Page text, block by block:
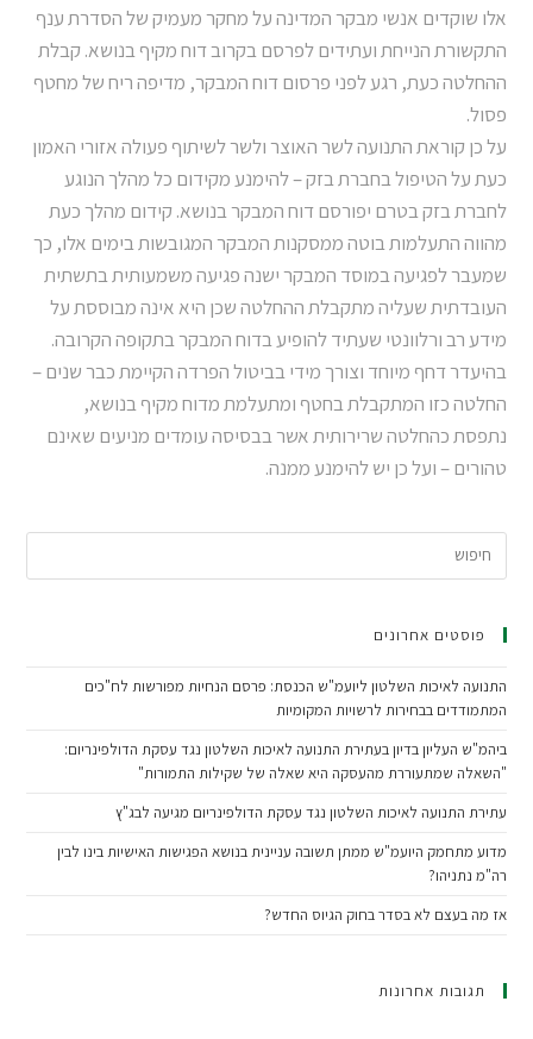
אלו שוקדים אנשי מבקר המדינה על מחקר מעמיק של הסדרת ענף
התקשורת הנייחת ועתידים לפרסם בקרוב דוח מקיף בנושא. קבלת
ההחלטה כעת, רגע לפני פרסום דוח המבקר, מדיפה ריח של מחטף
פסול.
על כן קוראת התנועה לשר האוצר ולשר לשיתוף פעולה אזורי האמון
כעת על הטיפול בחברת בזק – להימנע מקידום כל מהלך הנוגע
לחברת בזק בטרם יפורסם דוח המבקר בנושא. קידום מהלך כעת
מהווה התעלמות בוטה ממסקנות המבקר המגובשות בימים אלו, כך
שמעבר לפגיעה במוסד המבקר ישנה פגיעה משמעותית בתשתית
העובדתית שעליה מתקבלת ההחלטה שכן היא אינה מבוססת על
מידע רב ורלוונטי שעתיד להופיע בדוח המבקר בתקופה הקרובה.
בהיעדר דחף מיוחד וצורך מידי בביטול הפרדה הקיימת כבר שנים –
החלטה כזו המתקבלת בחטף ומתעלמת מדוח מקיף בנושא,
נתפסת כהחלטה שרירותית אשר בבסיסה עומדים מניעים שאינם
טהורים – ועל כן יש להימנע ממנה.
פוסטים אחרונים
התנועה לאיכות השלטון ליועמ"ש הכנסת: פרסם הנחיות מפורשות לח"כים
המתמודדים בבחירות לרשויות המקומיות
ביהמ"ש העליון בדיון בעתירת התנועה לאיכות השלטון נגד עסקת הדולפינריום:
"השאלה שמתעוררת מהעסקה היא שאלה של שקילות התמורות"
עתירת התנועה לאיכות השלטון נגד עסקת הדולפינריום מגיעה לבג"ץ
מדוע מתחמק היועמ"ש ממתן תשובה עניינית בנושא הפגישות האישיות בינו לבין
רה"מ נתניהו?
אז מה בעצם לא בסדר בחוק הגיוס החדש?
תגובות אחרונות